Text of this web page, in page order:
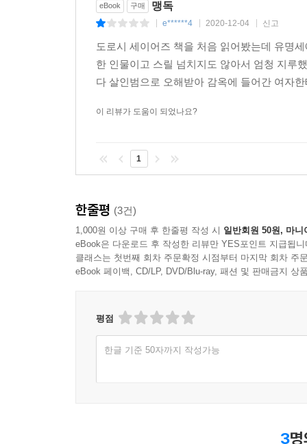
eBook 구매 맹독
e******4 2020-12-04 신고
도로시 세이어즈 책을 처음 읽어봤는데 유명
한 인물이고 스릴 넘치지도 않아서 엄청 지루
다 살인범으로 오해받아 감옥에 들어간 여자
이 리뷰가 도움이 되었나요?
1
한줄평 (3건)
1,000원 이상 구매 후 한줄평 작성 시 일반회원 50원, 마니
eBook은 다운로드 후 작성한 리뷰만 YES포인트 지급됩니
클래스는 첫번째 회차 주문확정 시점부터 마지막 회차 주
eBook 페이백, CD/LP, DVD/Blu-ray, 패션 및 판매금지 상
평점
한글 기준 50자까지 작성가능
3